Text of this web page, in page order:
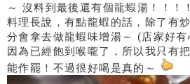
～ 沒料到最後還有個龍蝦湯！！！
料理長說，有點龍蝦的話，除了有
分會拿去做龍蝦味增湯～ (店家好有
因為已經飽到喉嚨了，所以我只有
能作罷！不過很好喝是真的～